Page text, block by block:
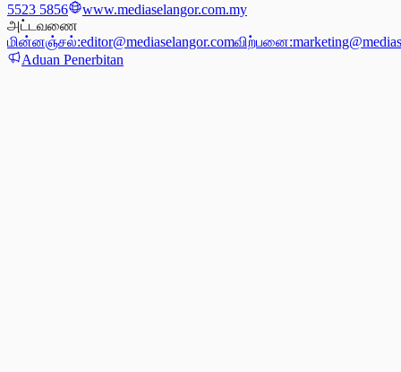
5523 5856
www.mediaselangor.com.my
அட்டவணை
மின்னஞ்சல்:editor@mediaselangor.comவிற்பனை:
Aduan Penerbitan